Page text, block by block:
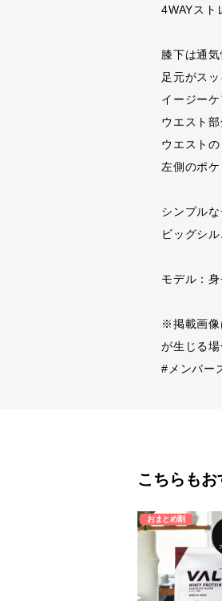
4WAYスト
膝下は通
足元がス
イージー
ウエスト
ウエスト
左側のポ
シンプル
ビッグシ
モデル：
※掲載画像
が生じる場
#メンバー
こちらもお
おまとめ割